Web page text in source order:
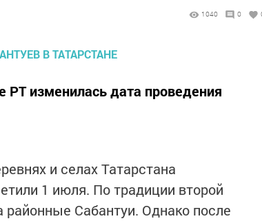
1040 0
РТ изменилась дата проведения
и селах Татарстана
1 июля. По традиции второй
районные Сабантуи. Однако после